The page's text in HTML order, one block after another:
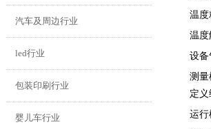
汽车及周边行业
led行业
包装印刷行业
婴儿车行业
温
温
设备
测量
定义
运行